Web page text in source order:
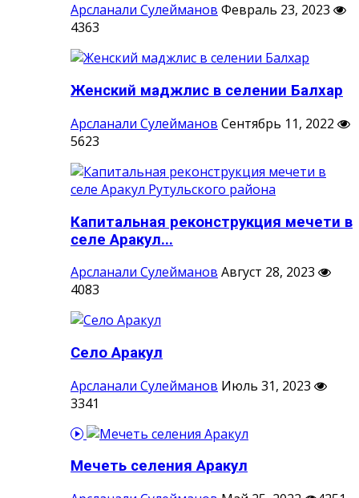
Арсланали Сулейманов Февраль 23, 2023
4363
Женский маджлис в селении Балхар
Арсланали Сулейманов Сентябрь 11, 2022
5623
Капитальная реконструкция мечети в
селе Аракул...
Арсланали Сулейманов Август 28, 2023
4083
Село Аракул
Арсланали Сулейманов Июль 31, 2023
3341
Мечеть селения Аракул